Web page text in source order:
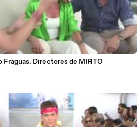
Fraguas. Directores de MIRTO